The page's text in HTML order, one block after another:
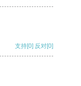
支持[0] 反对[0]